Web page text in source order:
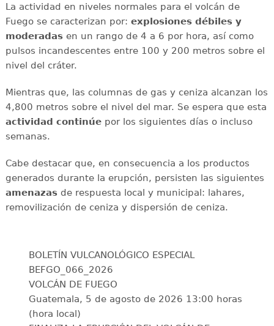
La actividad en niveles normales para el volcán de
Fuego se caracterizan por: explosiones débiles y
moderadasen un rango de 4 a 6 por hora, así como
pulsos incandescentes entre 100 y 200 metros sobre el
nivel del cráter.
Mientras que, las columnas de gas y ceniza alcanzan los
4,800 metros sobre el nivel del mar. Se espera que esta
actividad continúepor los siguientes días o incluso
semanas.
Cabe destacar que, en consecuencia a los productos
generados durante la erupción, persisten las siguientes
amenazasde respuesta local y municipal: lahares,
removilización de ceniza y dispersión de ceniza.
BOLETÍN VULCANOLÓGICO ESPECIAL
BEFGO_066_2026
VOLCÁN DE FUEGO
Guatemala, 5 de agosto de 2026 13:00 horas
(hora local)